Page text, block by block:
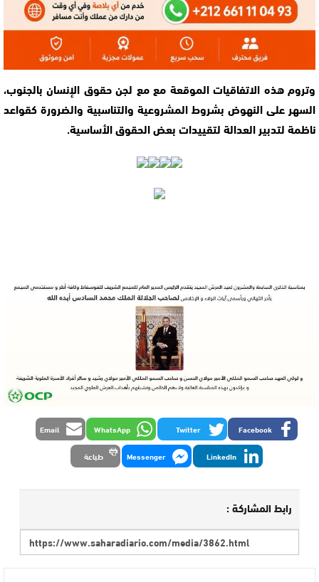
وتروم هذه الاتفاقيات الموقعة مع مع لجن حقوق الإنسان بالجنوب،
السهر على النهوض بشروط المشروعية والتناسبية والضرورة كقواعد
ناظمة لتدبير العدالة لتقييدات بعض الحقوق الأساسية.
Facebook
Twitter
WhatsApp
Email
LinkedIn
Messenger طباعة
رابط المشاركة :